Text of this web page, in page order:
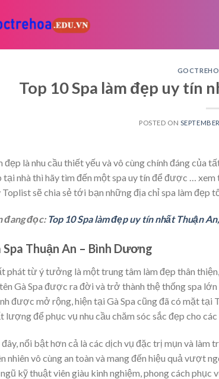
Top 10 Spa làm đẹp uy tín
POSTED ON
đẹp là nhu cầu thiết yếu và vô cùng chính đáng của
tại nhà thì hãy tìm đến một spa uy tín để được
… xem
Toplist sẽ chia sẻ tới bạn những địa chỉ spa làm đẹp
đang đọc: Top 10 Spa làm đẹp uy tín nhất Thuận
Spa Thuận An – Bình Dương
phát từ ý tưởng là một trung tâm làm đẹp thân
Gà Spa được ra đời và trở thành thệ thống spa
được mở rộng, hiện tại Gà Spa cũng đã có mặt tại
lượng để phục vụ nhu cầu chăm sóc sắc đẹp cho
nổi bật hơn cả là các dịch vụ đặc trị mụn và
nhiên vô cùng an toàn và mang đến hiệu quả vượt
kỹ thuật viên giàu kinh nghiệm, phong cách phục